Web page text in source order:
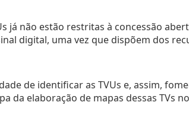
já não estão restritas à concessão
digital, uma vez que dispõem dos
de identificar as TVUs e, assim,
da elaboração de mapas dessas TVs